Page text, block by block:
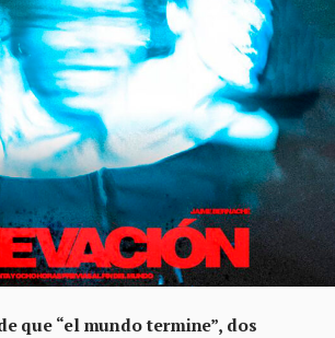
que “el mundo termine”, dos